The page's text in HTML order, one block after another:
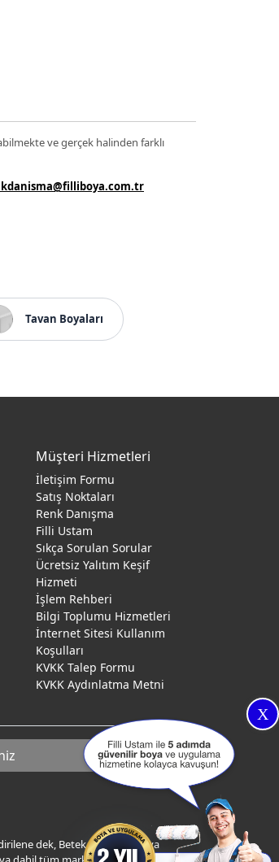
ve gerçek halinden farklı
Tavan Boyaları
X
Müşteri Hizmetleri
İletişim Formu
Satış Noktaları
Renk Danışma
Filli Ustam
Sıkça Sorulan Sorular
Ücretsiz Yalıtım Keşif
Hizmeti
İşlem Rehberi
Bilgi Toplumu Hizmetleri
İnternet Sitesi Kullanım
Koşulları
KVKK Talep Formu
KVKK Aydınlatma Metni
dek, Betek Boya ve Kimya